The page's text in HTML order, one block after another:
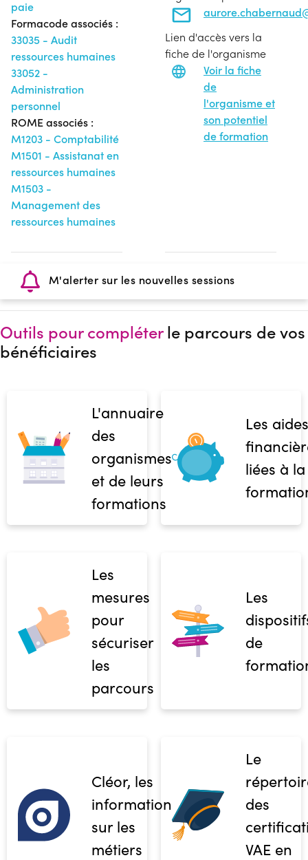
paie
Formacode associés :
33035 - Audit
ressources humaines
33052 -
Administration
personnel
ROME associés :
M1203 - Comptabilité
M1501 - Assistanat en
ressources humaines
M1503 -
Management des
ressources humaines
Lien d'accès vers la
fiche de l'organisme
Voir la fiche
de
l'organisme et
son potentiel
de formation
M'alerter sur les nouvelles sessions
Outils pour compléterle parcours de vos
bénéficiaires
L'annuaire
des
organismes
et de leurs
formations
Les aides
liées à la
Les
mesures
pour
sécuriser
les
parcours
Les
de
Cléor, les
informations
sur les
métiers
Le
des
VAE en